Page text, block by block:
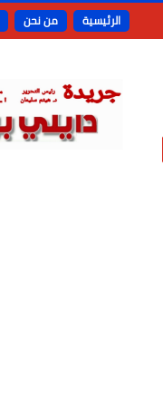
الرئيسية من نحن